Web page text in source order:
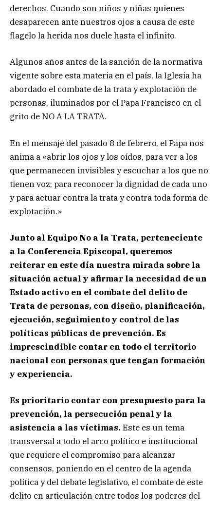
derechos. Cuando son niños y niñas quienes
desaparecen ante nuestros ojos a causa de este
flagelo la herida nos duele hasta el infinito.
Algunos años antes de la sanción de la normativa
vigente sobre esta materia en el país, la Iglesia ha
abordado el combate de la trata y explotación de
personas, iluminados por el Papa Francisco en el
grito de NO A LA TRATA.
En el mensaje del pasado 8 de febrero, el Papa nos
anima a «abrir los ojos y los oídos, para ver a los
que permanecen invisibles y escuchar a los que no
tienen voz; para reconocer la dignidad de cada uno
y para actuar contra la trata y contra toda forma de
explotación.»
Junto al Equipo No a la Trata, perteneciente
a la Conferencia Episcopal, queremos
reiterar en este día nuestra mirada sobre la
situación actual y afirmar la necesidad de un
Estado activo en el combate del delito de
Trata de personas, con diseño, planificación,
ejecución, seguimiento y control de las
políticas públicas de prevención. Es
imprescindible contar en todo el territorio
nacional con personas que tengan formación
y experiencia.
Es prioritario contar con presupuesto para la
prevención, la persecución penal y la
asistencia a las víctimas. Este es un tema
transversal a todo el arco político e institucional
que requiere el compromiso para alcanzar
consensos, poniendo en el centro de la agenda
política y del debate legislativo, el combate de este
delito en articulación entre todos los poderes del